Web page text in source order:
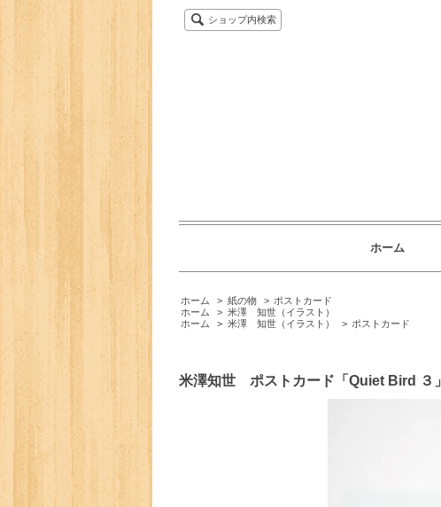
ショップ内検索
ホーム
ホーム > 紙の物 > ポストカード
ホーム
> 米澤 知世（イラスト）
ホーム
> 米澤 知世（イラスト） > ポストカード
米澤知世 ポストカード「Quiet Bird ３」